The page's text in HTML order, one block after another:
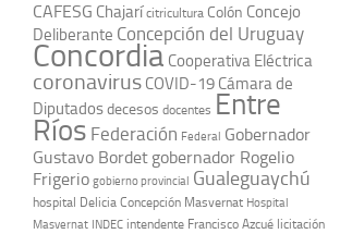
CAFESG Chajarí citricultura Colón Concejo
Deliberante Concepción del Uruguay
Concordia Cooperativa Eléctrica
coronavirus COVID-19 Cámara de
Diputadosdecesos docentes Entre
Ríos Federación Federal Gobernador
Gustavo Bordet gobernador Rogelio
Frigerio gobierno provincial Gualeguaychú
hospital Delicia Concepción Masvernat Hospital
Masvernat INDEC intendente Francisco Azcué licitación